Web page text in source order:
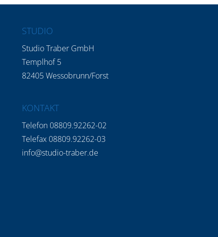
STUDIO
Studio Traber GmbH
Templhof 5
82405 Wessobrunn/Forst
KONTAKT
Telefon 08809.92262-02
Telefax 08809.92262-03
info@studio-traber.de